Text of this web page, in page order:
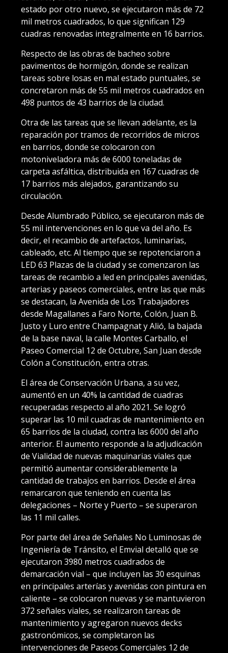
estado por otro nuevo, se ejecutaron más de 72
mil metros cuadrados, lo que significan 129
cuadras renovadas integralmente en 16 barrios.
Respecto de las obras de bacheo sobre
pavimentos de hormigón, donde se realizan
tareas sobre losas en mal estado puntuales, se
concretaron más de 55 mil metros cuadrados en
498 puntos de 43 barrios de la ciudad.
Otra de las tareas que se llevan adelante, es la
reparación por tramos de recorridos de micros
en barrios, donde se colocaron con
motoniveladora más de 6000 toneladas de
carpeta asfáltica, distribuida en 167 cuadras de
17 barrios más alejados, garantizando su
circulación.
Desde Alumbrado Público, se ejecutaron más de
55 mil intervenciones en lo que va del año. Es
decir, el recambio de artefactos, luminarias,
cableado, etc. Al tiempo que se repotenciaron a
LED 63 Plazas de la ciudad y se comenzaron las
tareas de recambio a led en principales avenidas,
arterias y paseos comerciales, entre las que más
se destacan, la Avenida de Los Trabajadores
desde Magallanes a Faro Norte, Colón, Juan B.
Justo y Luro entre Champagnat y Alió, la bajada
de la base naval, la calle Montes Carballo, el
Paseo Comercial 12 de Octubre, San Juan desde
Colón a Constitución, entra otras.
El área de Conservación Urbana, a su vez,
aumentó en un 40% la cantidad de cuadras
recuperadas respecto al año 2021. Se logró
superar las 10 mil cuadras de mantenimiento en
65 barrios de la ciudad, contra las 6000 del año
anterior. El aumento responde a la adjudicación
de Vialidad de nuevas maquinarias viales que
permitió aumentar considerablemente la
cantidad de trabajos en barrios. Desde el área
remarcaron que teniendo en cuenta las
delegaciones – Norte y Puerto – se superaron
las 11 mil calles.
Por parte del área de Señales No Luminosas de
Ingeniería de Tránsito, el Emvial detalló que se
ejecutaron 3980 metros cuadrados de
demarcación vial – que incluyen las 30 esquinas
en principales arterías y avenidas con pintura en
caliente – se colocaron nuevas y se mantuvieron
372 señales viales, se realizaron tareas de
mantenimiento y agregaron nuevos decks
gastronómicos, se completaron las
intervenciones de Paseos Comerciales 12 de